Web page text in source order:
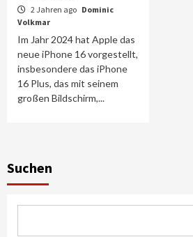
2 Jahren ago Dominic
Volkmar
Im Jahr 2024 hat Apple das
neue iPhone 16 vorgestellt,
insbesondere das iPhone
16 Plus, das mit seinem
großen Bildschirm,...
Suchen